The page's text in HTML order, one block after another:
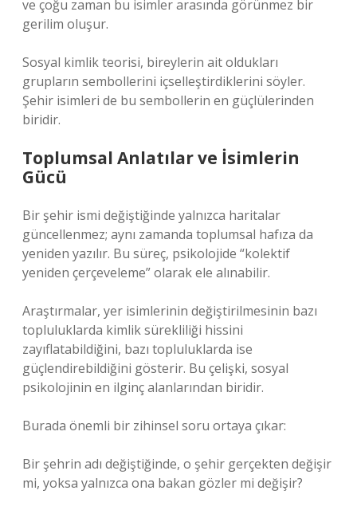
ve çoğu zaman bu isimler arasında görünmez bir
gerilim oluşur.
Sosyal kimlik teorisi, bireylerin ait oldukları
grupların sembollerini içselleştirdiklerini söyler.
Şehir isimleri de bu sembollerin en güçlülerinden
biridir.
Toplumsal Anlatılar ve İsimlerin
Gücü
Bir şehir ismi değiştiğinde yalnızca haritalar
güncellenmez; aynı zamanda toplumsal hafıza da
yeniden yazılır. Bu süreç, psikolojide “kolektif
yeniden çerçeveleme” olarak ele alınabilir.
Araştırmalar, yer isimlerinin değiştirilmesinin bazı
topluluklarda kimlik sürekliliği hissini
zayıflatabildiğini, bazı topluluklarda ise
güçlendirebildiğini gösterir. Bu çelişki, sosyal
psikolojinin en ilginç alanlarından biridir.
Burada önemli bir zihinsel soru ortaya çıkar:
Bir şehrin adı değiştiğinde, o şehir gerçekten değişir
mi, yoksa yalnızca ona bakan gözler mi değişir?